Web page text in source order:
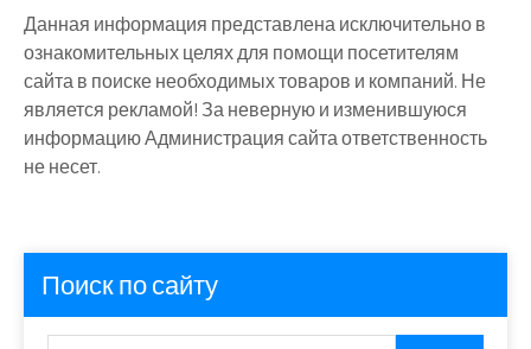
Данная информация представлена исключительно в
ознакомительных целях для помощи посетителям
сайта в поиске необходимых товаров и компаний. Не
является рекламой! За неверную и изменившуюся
информацию Администрация сайта ответственность
не несет.
Поиск по сайту